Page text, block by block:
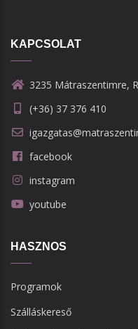
KAPCSOLAT
3235 Mátraszentimre,
(+36) 37 376 410
facebook
instagram
youtube
HASZNOS
Programok
Szálláskereső